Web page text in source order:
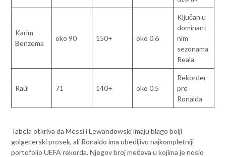
Karim
Benzema
oko 90 150+ oko 0.6
Ključan u
dominant
nim
sezonama
Reala
Raúl 71 140+ oko 0.5
Rekorder
pre
Ronalda
Tabela otkriva da Messi i Lewandowski imaju blago bolji
golgeterski prosek, ali Ronaldo ima ubedljivo najkompletniji
portofolio UEFA rekorda. Njegov broj mečeva u kojima je nosio